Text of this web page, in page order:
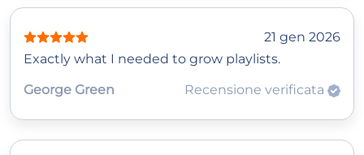
21 gen 2026
Exactly what I needed to grow playlists.
George Green
Recensione verificata